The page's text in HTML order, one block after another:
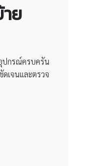
ย
ปกรณ์ครบครัน
เจนและตรวจ